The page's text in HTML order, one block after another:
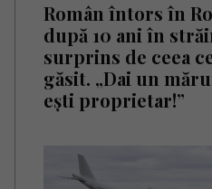
Român întors în
după 10 ani în
surprins de ceea
găsit. „Dai un
ești proprietar!”